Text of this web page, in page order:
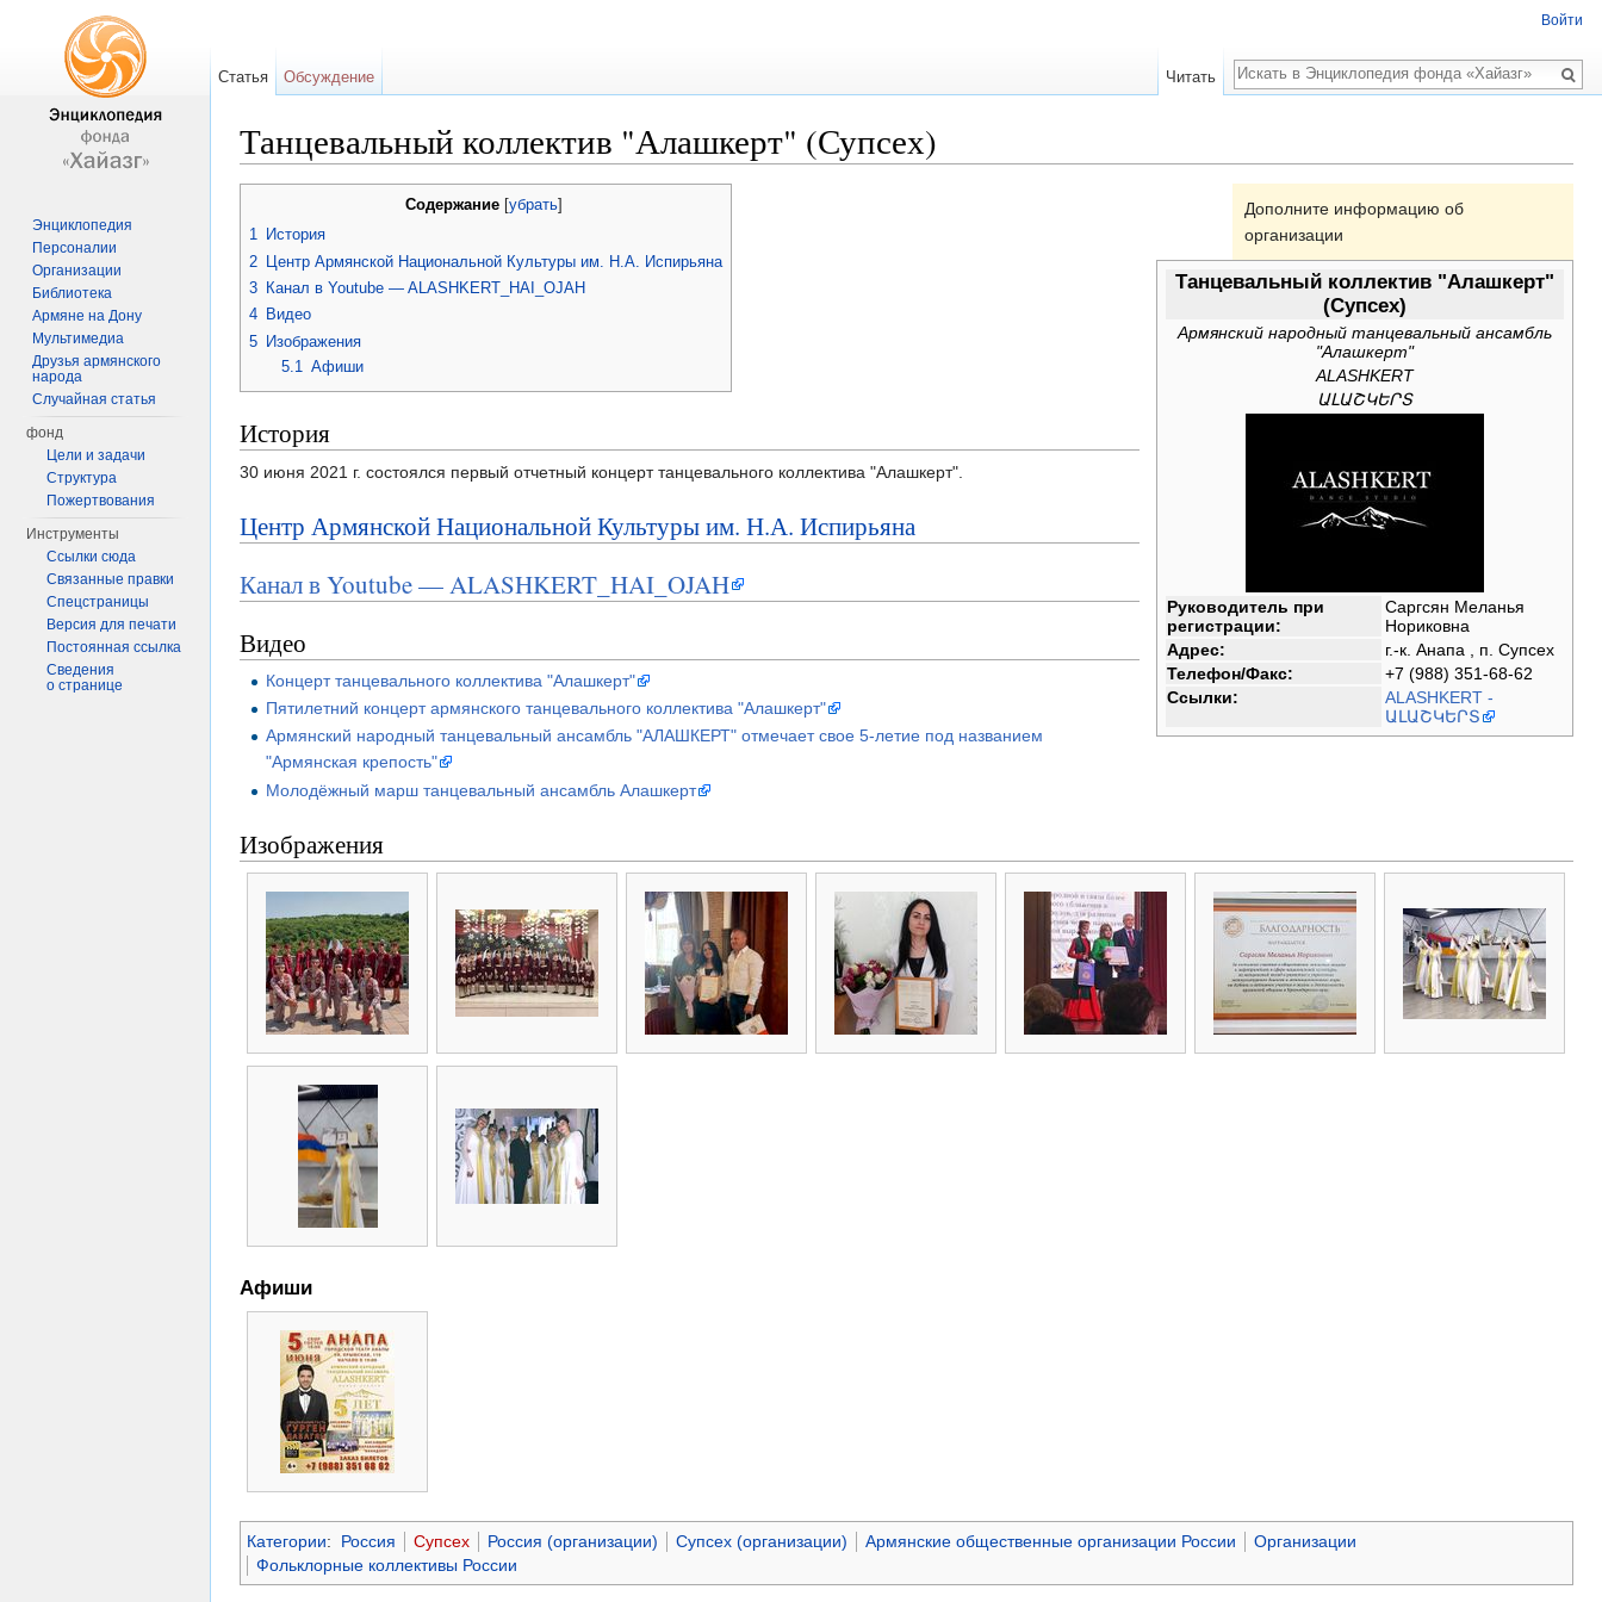
Танцевальный коллектив "Алашкерт" (Супсех)
Дополните информацию об
организации
Танцевальный коллектив "Алашкерт"
(Супсех)
Армянский народный танцевальный ансамбль
"Алашкерт"
ALASHKERT
ԱԼԱՇԿԵՐՏ
Руководитель при
регистрации:
Саргсян Меланья
Нориковна
Адрес:
г.-к. Анапа , п. Супсех
Телефон/Факс:
+7 (988) 351-68-62
Ссылки:
ALASHKERT -
ԱԼԱՇԿԵՐՏ
Содержание[ убрать]
1 История
2
Центр Армянской Национальной Культуры им. Н.А. Испирьяна
3 Канал в Youtube — ALASHKERT_HAI_OJAH
4 Видео
5 Изображения
5.1
Афиши
История
30 июня 2021 г. состоялся первый отчетный концерт танцевального коллектива "Алашкерт".
Центр Армянской Национальной Культуры им. Н.А. Испирьяна
Канал в Youtube — ALASHKERT_HAI_OJAH
Видео
Концерт танцевального коллектива "Алашкерт"
Пятилетний концерт армянского танцевального коллектива "Алашкерт"
Армянский народный танцевальный ансамбль "АЛАШКЕРТ" отмечает свое 5-летие под названием
"Армянская крепость"
Молодёжный марш танцевальный ансамбль Алашкерт
Изображения
Афиши
Категории: Россия Супсех Россия (организации) Супсех (организации) Армянские общественные организации России
Организации
Фольклорные коллективы России
Войти
Статья Обсуждение Читать
Поиск
Энциклопедия
Персоналии
Организации
Библиотека
Армяне на Дону
Мультимедиа
Друзья армянского
народа
Случайная статья
фонд
Цели и задачи
Структура
Пожертвования
Инструменты
Ссылки сюда
Связанные правки
Спецстраницы
Версия для печати
Постоянная ссылка
Сведения
о странице